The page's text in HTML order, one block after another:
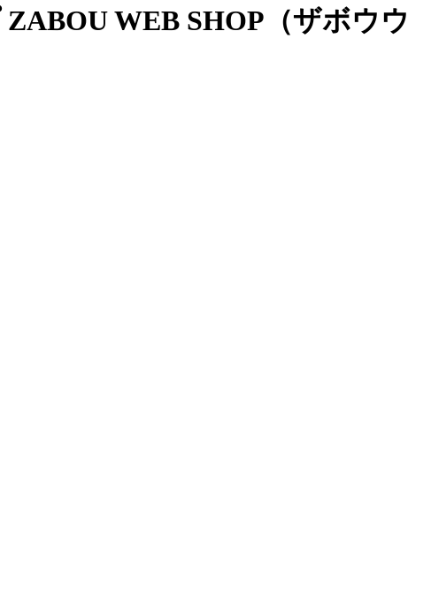
WEB SHOP（ザボウウ